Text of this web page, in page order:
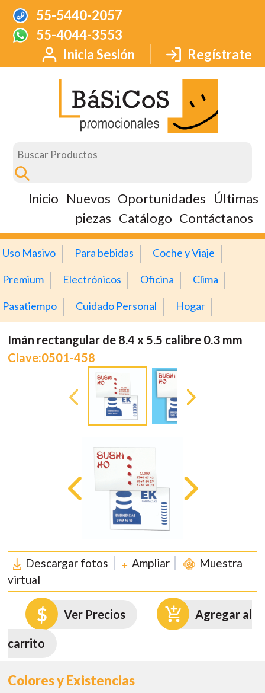
55-5440-2057
55-4044-3553
Inicia Sesión
Regístrate
Inicio Nuevos Oportunidades Últimas
piezas Catálogo Contáctanos
Uso Masivo Para bebidas Coche y Viaje
Premium Electrónicos Oficina Clima
Pasatiempo Cuidado Personal Hogar
Imán rectangular de 8.4 x 5.5 calibre 0.3 mm
Clave:0501-458
Descargar fotos Ampliar
Muestra
virtual
Ver Precios Agregar al
carrito
Colores y Existencias